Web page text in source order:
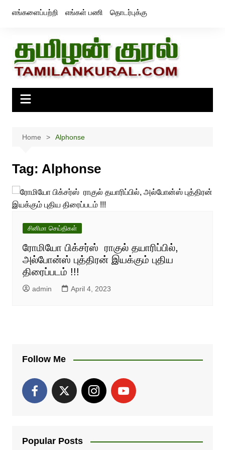
எங்களைப்பற்றி எங்கள் பணி தொடர்புக்கு
Home Alphonse
Tag: Alphonse
சினிமா செய்திகள்
ரோமியோ பிக்சர்ஸ் ராகுல் தயாரிப்பில்,
அல்போன்ஸ் புத்திரன் இயக்கும் புதிய
திரைப்படம் !!!
admin April 4, 2023
Follow Me
Popular Posts